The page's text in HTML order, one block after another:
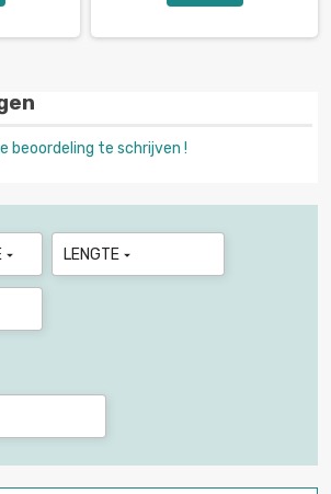
beoordeling te schrijven !
 LENGTE 